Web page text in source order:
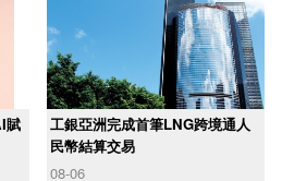
賦
工銀亞洲完成首筆LNG跨境通人
民幣結算交易
08-06